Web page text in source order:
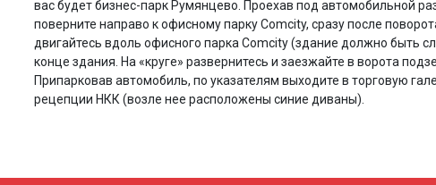
вас будет бизнес-парк Румянцево. Проехав под автомобильной
поверните направо к офисному парку Comcity, сразу после
двигайтесь вдоль офисного парка Comcity (здание должно быть
конце здания. На «круге» развернитесь и заезжайте в ворота
Припарковав автомобиль, по указателям выходите в торговую
рецепции НКК (возле нее расположены синие диваны).